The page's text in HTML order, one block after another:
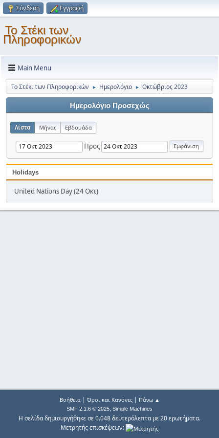
Σύνδεση Εγγραφή
Το Στέκι των
Πληροφορικών
Main Menu
Το Στέκι των Πληροφορικών ► Ημερολόγιο ► Οκτώβριος 2023
Ημερολόγιο Προσεχώς
Λίστα Μήνας Εβδομάδα
Προς
Holidays
United Nations Day (24 Οκτ)
Βοήθεια| Όροι και Κανόνες| Πάνω ▲
SMF 2.1.6 © 2025, Simple Machines
Η σελίδα δημιουργήθηκε σε 0.048 δευτερόλεπτα με 20 ερωτήματα.
Μετρητής επισκέψεων: